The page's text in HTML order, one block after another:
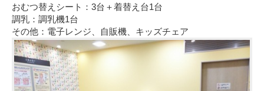
おむつ替えシート：3台＋着替え台1台
調乳：調乳機1台
その他：電子レンジ、自販機、キッズチェア